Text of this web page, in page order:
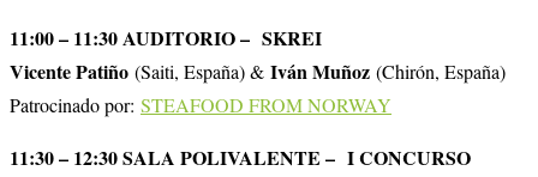
11:00 – 11:30 AUDITORIO – SKREI
Vicente Patiño (Saiti, España) & Iván Muñoz (Chirón, España)
Patrocinado por: STEAFOOD FROM NORWAY
11:30 – 12:30 SALA POLIVALENTE – I CONCURSO